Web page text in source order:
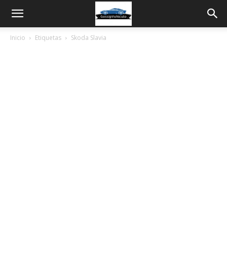
Inicio Etiquetas Skoda Slavia